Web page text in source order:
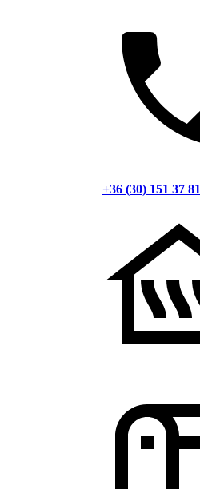
+36 (30) 151 37 81